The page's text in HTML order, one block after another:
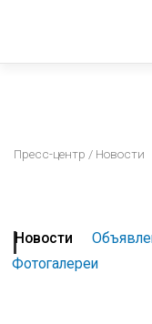
Пресс-центр / Новости
Новости
Фотогалереи